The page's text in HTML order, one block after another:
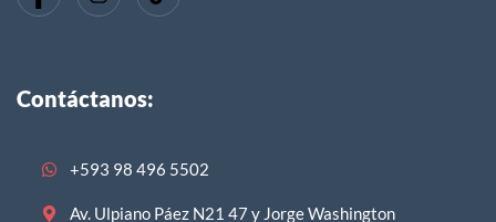
Contáctanos:
+593 98 496 5502
Av. Ulpiano Páez N21 47 y Jorge Washington